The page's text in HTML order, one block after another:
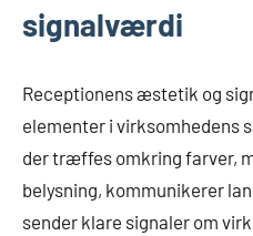
signalværdi
Receptionens æstetik og
elementer i virksomhedens
der træffes omkring farver,
belysning, kommunikerer
sender klare signaler om